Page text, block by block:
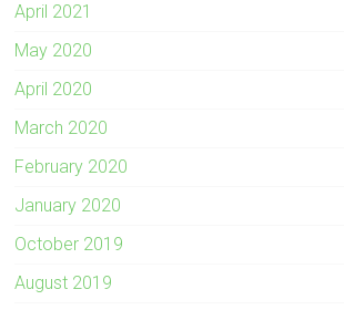
April 2021
May 2020
April 2020
March 2020
February 2020
January 2020
October 2019
August 2019